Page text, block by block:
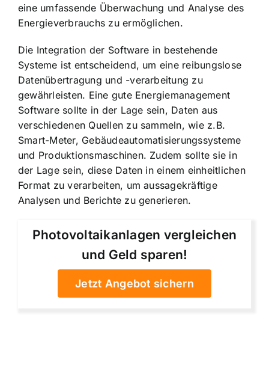
eine umfassende Überwachung und Analyse des
Energieverbrauchs zu ermöglichen.
Die Integration der Software in bestehende
Systeme ist entscheidend, um eine reibungslose
Datenübertragung und -verarbeitung zu
gewährleisten. Eine gute Energiemanagement
Software sollte in der Lage sein, Daten aus
verschiedenen Quellen zu sammeln, wie z.B.
Smart-Meter, Gebäudeautomatisierungssysteme
und Produktionsmaschinen. Zudem sollte sie in
der Lage sein, diese Daten in einem einheitlichen
Format zu verarbeiten, um aussagekräftige
Analysen und Berichte zu generieren.
Photovoltaikanlagen vergleichen
und Geld sparen!
Jetzt Angebot sichern